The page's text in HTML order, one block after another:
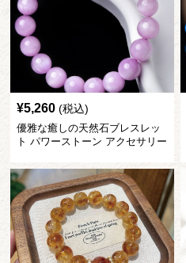
¥5,260 (税込)
優雅な癒しの天然石ブレスレッ
ト パワーストーン アクセサリー